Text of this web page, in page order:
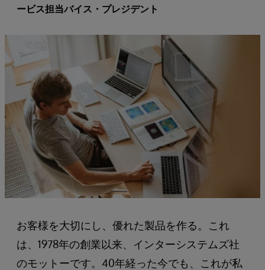
ービス担当バイス・プレジデント
お客様を大切にし、優れた製品を作る。これ
は、1978年の創業以来、インターシステムズ社
のモットーです。40年経った今でも、これが私